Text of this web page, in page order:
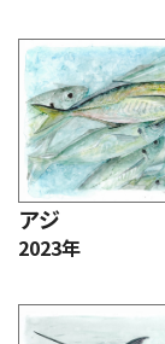
アジ
2023年